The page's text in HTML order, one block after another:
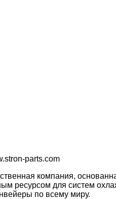
parts.com
компания,
ресурсом для систем
по всему миру.